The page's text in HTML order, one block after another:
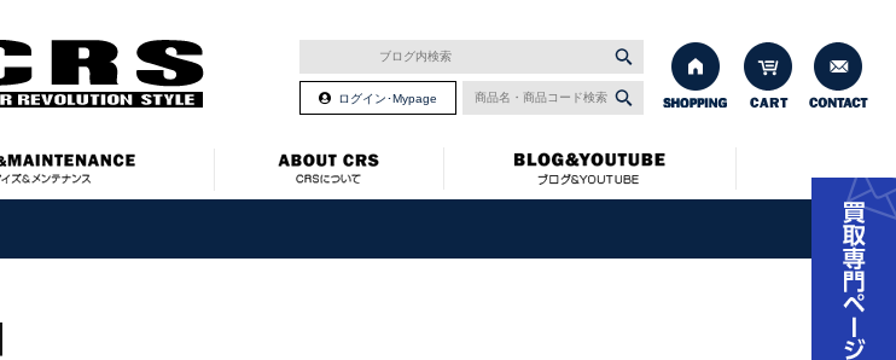
ログイン･Mypage